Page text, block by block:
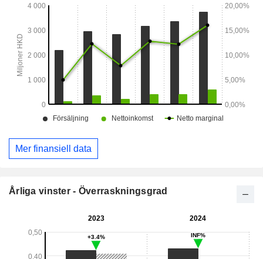
Mer finansiell data
Årliga vinster - Överraskningsgrad